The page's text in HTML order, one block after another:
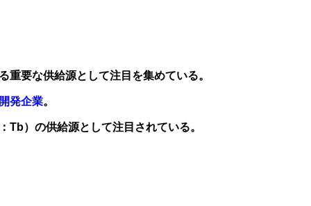
重要な供給源として注目を集めている。
発企業。
Tb）の供給源として注目されている。